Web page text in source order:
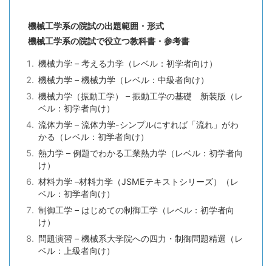
機械工学系の院試の出題範囲・形式
機械工学系の院試で役立つ教科書・参考書
機械力学 – 考える力学（レベル：初学者向け）
機械力学 – 機械力学（レベル：中級者向け）
機械力学（振動工学） – 振動工学の基礎 新装版（レ
ベル：初学者向け）
流体力学 – 流体力学-シンプルにすれば「流れ」がわ
かる（レベル：初学者向け）
熱力学 – 例題でわかる工業熱力学（レベル：初学者向
け）
材料力学 –材料力学（JSMEテキストシリーズ）（レ
ベル：初学者向け）
制御工学 – はじめての制御工学（レベル：初学者向
け）
問題演習 – 機械系大学院への四力・制御問題精選（レ
ベル：上級者向け）